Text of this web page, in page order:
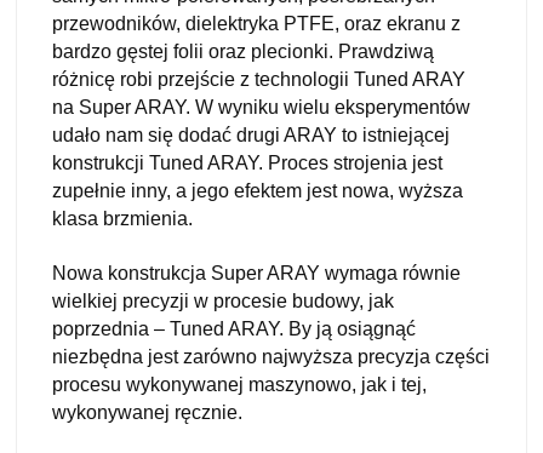
przewodników, dielektryka PTFE, oraz ekranu z
bardzo gęstej folii oraz plecionki. Prawdziwą
różnicę robi przejście z technologii Tuned ARAY
na Super ARAY. W wyniku wielu eksperymentów
udało nam się dodać drugi ARAY to istniejącej
konstrukcji Tuned ARAY. Proces strojenia jest
zupełnie inny, a jego efektem jest nowa, wyższa
klasa brzmienia.
Nowa konstrukcja Super ARAY wymaga równie
wielkiej precyzji w procesie budowy, jak
poprzednia – Tuned ARAY. By ją osiągnąć
niezbędna jest zarówno najwyższa precyzja części
procesu wykonywanej maszynowo, jak i tej,
wykonywanej ręcznie.